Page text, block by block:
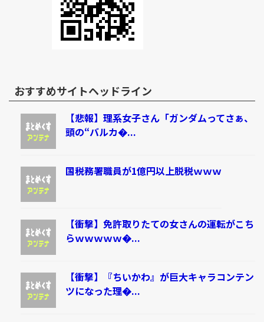
おすすめサイトヘッドライン
【悲報】理系女子さん「ガンダムってさぁ、
頭の“バルカ�...
国税務署職員が1億円以上脱税ｗｗｗ
【衝撃】免許取りたての女さんの運転がこち
らｗｗｗｗｗ�...
【衝撃】『ちいかわ』が巨大キャラコンテン
ツになった理�...